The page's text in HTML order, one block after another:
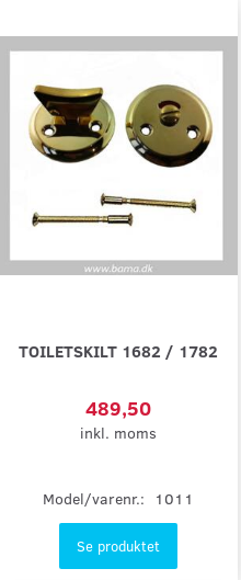
TOILETSKILT 1682 / 1782
489,50
inkl. moms
Model/varenr.: 1011
Se produktet